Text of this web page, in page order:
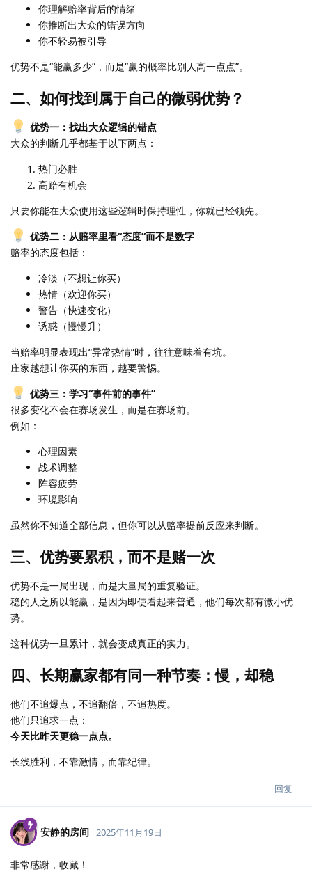
你理解赔率背后的情绪
你推断出大众的错误方向
你不轻易被引导
优势不是“能赢多少”，而是“赢的概率比别人高一点点”。
二、如何找到属于自己的微弱优势？
优势一：找出大众逻辑的错点
大众的判断几乎都基于以下两点：
热门必胜
高赔有机会
只要你能在大众使用这些逻辑时保持理性，你就已经领先。
优势二：从赔率里看“态度”而不是数字
赔率的态度包括：
冷淡（不想让你买）
热情（欢迎你买）
警告（快速变化）
诱惑（慢慢升）
当赔率明显表现出“异常热情”时，往往意味着有坑。
庄家越想让你买的东西，越要警惕。
优势三：学习“事件前的事件”
很多变化不会在赛场发生，而是在赛场前。
例如：
心理因素
战术调整
阵容疲劳
环境影响
虽然你不知道全部信息，但你可以从赔率提前反应来判断。
三、优势要累积，而不是赌一次
优势不是一局出现，而是大量局的重复验证。
稳的人之所以能赢，是因为即使看起来普通，他们每次都有微小优
势。
这种优势一旦累计，就会变成真正的实力。
四、长期赢家都有同一种节奏：慢，却稳
他们不追爆点，不追翻倍，不追热度。
他们只追求一点：
今天比昨天更稳一点点。
长线胜利，不靠激情，而靠纪律。
回复
安静的房间 2025年11月19日
非常感谢，收藏！